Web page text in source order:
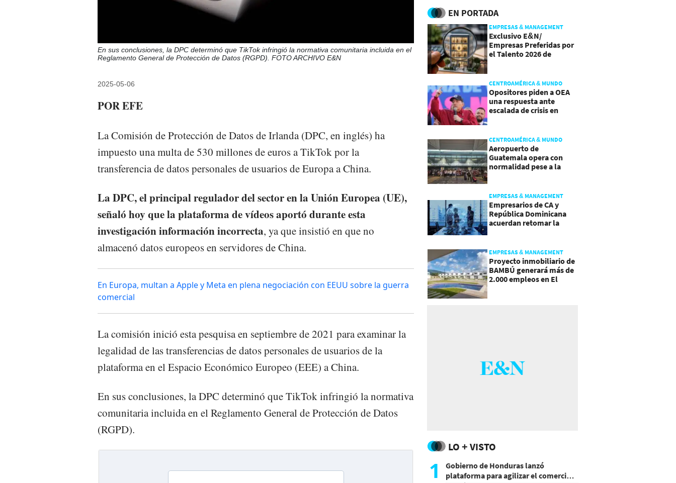
En sus conclusiones, la DPC determinó que TikTok infringió la normativa comunitaria incluida en el
Reglamento General de Protección de Datos (RGPD). FOTO ARCHIVO E&N
2025-05-06
POR EFE
La Comisión de Protección de Datos de Irlanda (DPC, en inglés) ha
impuesto una multa de 530 millones de euros a TikTok por la
transferencia de datos personales de usuarios de Europa a China.
La DPC, el principal regulador del sector en la Unión Europea (UE),
señaló hoy que la plataforma de vídeos aportó durante esta
investigación información incorrecta, ya que insistió en que no
almacenó datos europeos en servidores de China.
En Europa, multan a Apple y Meta en plena negociación con EEUU sobre la guerra
comercial
La comisión inició esta pesquisa en septiembre de 2021 para examinar la
legalidad de las transferencias de datos personales de usuarios de la
plataforma en el Espacio Económico Europeo (EEE) a China.
En sus conclusiones, la DPC determinó que TikTok infringió la normativa
comunitaria incluida en el Reglamento General de Protección de Datos
(RGPD).
EN PORTADA
EMPRESAS & MANAGEMENT
Exclusivo E&N/
Empresas Preferidas por
el Talento 2026 de
CENTROAMÉRICA & MUNDO
Opositores piden a OEA
una respuesta ante
escalada de crisis en
CENTROAMÉRICA & MUNDO
Aeropuerto de
Guatemala opera con
normalidad pese a la
EMPRESAS & MANAGEMENT
Empresarios de CA y
República Dominicana
acuerdan retomar la
EMPRESAS & MANAGEMENT
Proyecto inmobiliario de
BAMBÚ generará más de
2.000 empleos en El
LO + VISTO
1
Gobierno de Honduras lanzó
plataforma para agilizar el comercio